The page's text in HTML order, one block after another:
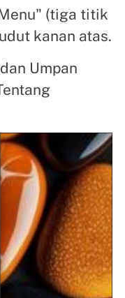
(tiga titik
kanan atas.
Umpan